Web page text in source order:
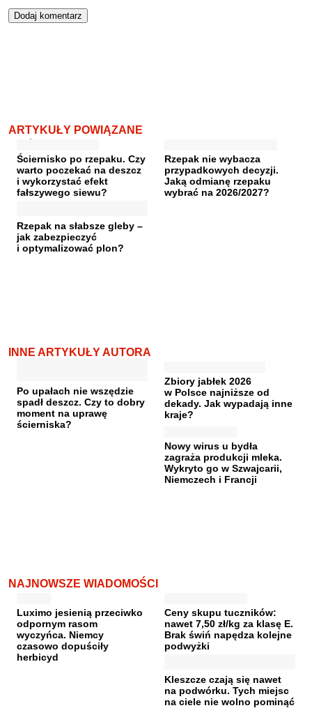
ARTYKUŁY POWIĄZANE
Ściernisko po rzepaku. Czy
warto poczekać na deszcz
i wykorzystać efekt
fałszywego siewu?
Rzepak nie wybacza
przypadkowych decyzji.
Jaką odmianę rzepaku
wybrać na 2026/2027?
Rzepak na słabsze gleby –
jak zabezpieczyć
i optymalizować plon?
INNE ARTYKUŁY AUTORA
Po upałach nie wszędzie
spadł deszcz. Czy to dobry
moment na uprawę
ścierniska?
Zbiory jabłek 2026
w Polsce najniższe od
dekady. Jak wypadają inne
kraje?
Nowy wirus u bydła
zagraża produkcji mleka.
Wykryto go w Szwajcarii,
Niemczech i Francji
NAJNOWSZE WIADOMOŚCI
Luximo jesienią przeciwko
odpornym rasom
wyczyńca. Niemcy
czasowo dopuściły
herbicyd
Ceny skupu tuczników:
nawet 7,50 zł/kg za klasę E.
Brak świń napędza kolejne
podwyżki
Kleszcze czają się nawet
na podwórku. Tych miejsc
na ciele nie wolno pominąć